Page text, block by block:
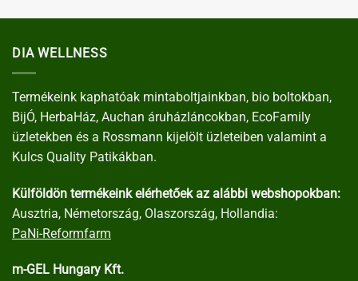
DIA WELLNESS
Termékeink kaphatóak mintaboltjainkban, bio boltokban,
BijÓ, HerbaHáz, Auchan áruházláncokban, EcoFamily
üzletekben és a Rossmann kijelölt üzleteiben valamint a
Kulcs Quality Patikákban.
Külföldön termékeink elérhetőek az alábbi webshopokban:
Ausztria, Németország, Olaszország, Hollandia:
PaNi-Reformfarm
m-GEL Hungary Kft.